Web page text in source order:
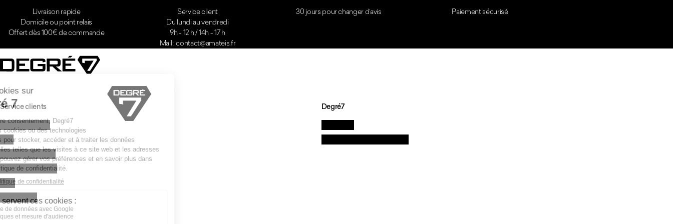
Livraison rapide
Domicile ou point relais
Offert dès 100€ de commande
Service client
Du lundi au vendredi
9h - 12 h / 14h - 17 h
Mail : contact@amateis.fr
Paiement sécurisé
Service clients
Contactez-nous
FAQ
Qualité et garantie
Livraison & retours
CGV
Revendeurs
Degré7